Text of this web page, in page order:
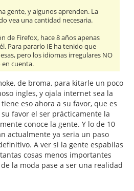
gente, y algunos aprenden. La
vea una cantidad necesaria.
de Firefox, hace 8 años apenas
Para pararlo IE ha tenido que
pero los idiomas irregulares NO
cuenta.
de broma, para kitarle un poco
ingles, y ojala internet sea la
eso ahora a su favor, que es
favor el ser prácticamente la
conoce la gente. Y lo de 10
actualmente ya seria un paso
A ver si la gente espabilas
cosas menos importantes
la moda pase a ser una realidad